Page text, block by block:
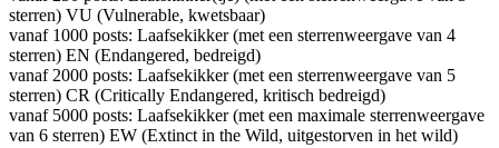
sterren) VU (Vulnerable, kwetsbaar)
vanaf 1000 posts: Laafsekikker (met een sterrenweergave van 4
sterren) EN (Endangered, bedreigd)
vanaf 2000 posts: Laafsekikker (met een sterrenweergave van 5
sterren) CR (Critically Endangered, kritisch bedreigd)
vanaf 5000 posts: Laafsekikker (met een maximale sterrenweergave
van 6 sterren) EW (Extinct in the Wild, uitgestorven in het wild)